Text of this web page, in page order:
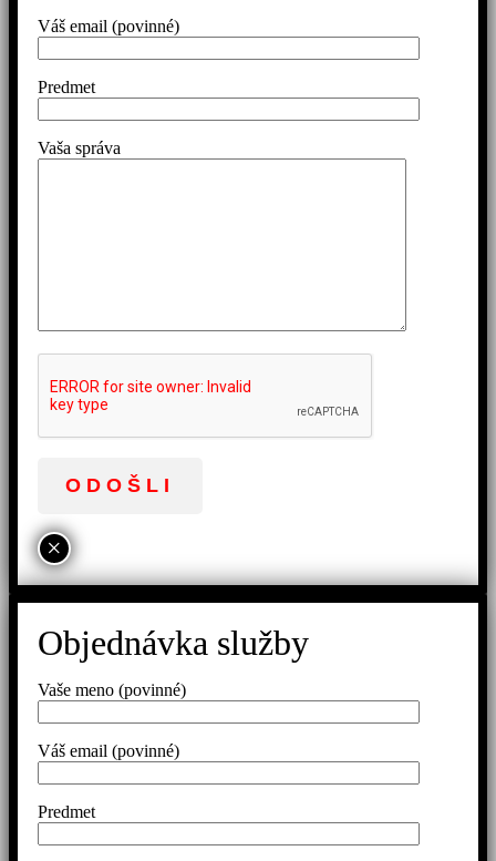
Váš email (povinné)
Predmet
Vaša správa
×
Objednávka služby
Vaše meno (povinné)
Váš email (povinné)
Predmet